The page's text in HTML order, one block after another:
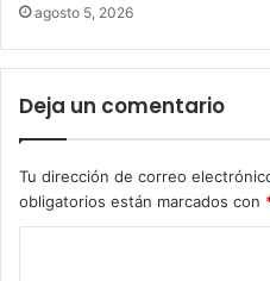
agosto 5, 2026
Deja un comentario
Tu dirección de correo
obligatorios están marcados con